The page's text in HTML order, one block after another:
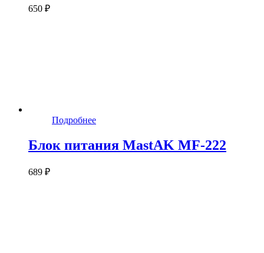
650 ₽
Подробнее
Блок питания MastAK MF-222
689 ₽